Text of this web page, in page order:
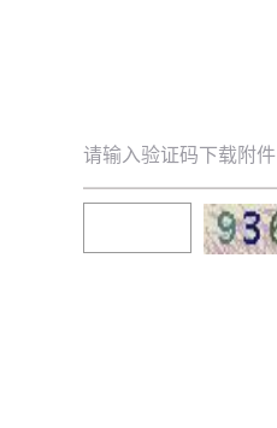
请输入验证码下载附件